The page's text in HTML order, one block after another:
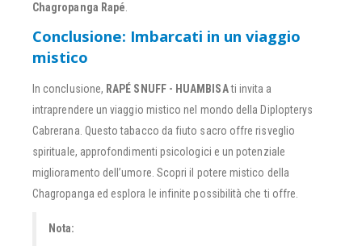
Chagropanga Rapé
Conclusione: Imbarcati in un viaggio
mistico
In conclusione, RAPÉ SNUFF - HUAMBISAti invita a
intraprendere un viaggio mistico nel mondo della Diplopterys
Cabrerana. Questo tabacco da fiuto sacro offre risveglio
spirituale, approfondimenti psicologici e un potenziale
miglioramento dell’umore. Scopri il potere mistico della
Chagropanga ed esplora le infinite possibilità che ti offre.
Nota: